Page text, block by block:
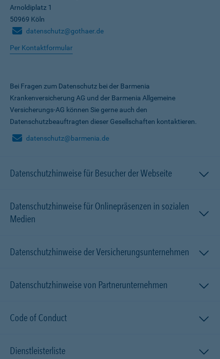
Arnoldiplatz 1
50969 Köln
datenschutz@gothaer.de
Per Kontaktformular
Bei Fragen zum Datenschutz bei der Barmenia
Krankenversicherung AG und der Barmenia Allgemeine
Versicherungs-AG können Sie gerne auch den
Datenschutzbeauftragten dieser Gesellschaften kontaktieren.
datenschutz@barmenia.de
Datenschutzhinweise für Besucher der Webseite
Datenschutzhinweise für Onlinepräsenzen in sozialen
Medien
Datenschutzhinweise der Versicherungsunternehmen
Datenschutzhinweise von Partnerunternehmen
Code of Conduct
Dienstleisterliste